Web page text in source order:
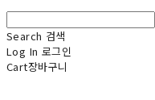
Search 검색
Log In 로그인
Cart장바구니